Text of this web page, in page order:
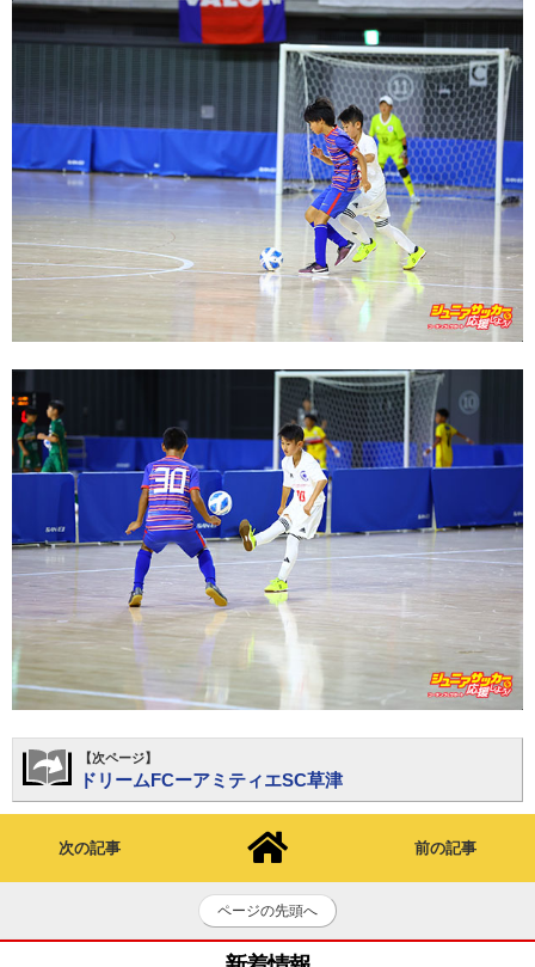
【次ページ】
ドリームFCーアミティエSC草津
次の記事 前の記事
ページの先頭へ